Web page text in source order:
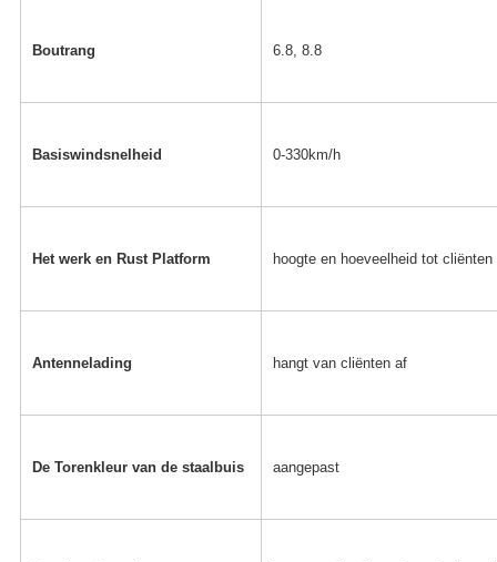
Boutrang 6.8, 8.8
Basiswindsnelheid 0-330km/h
Het werk en Rust Platform hoogte en hoeveelheid tot cliënten
Antennelading hangt van cliënten af
De Torenkleur van de staalbuis aangepast